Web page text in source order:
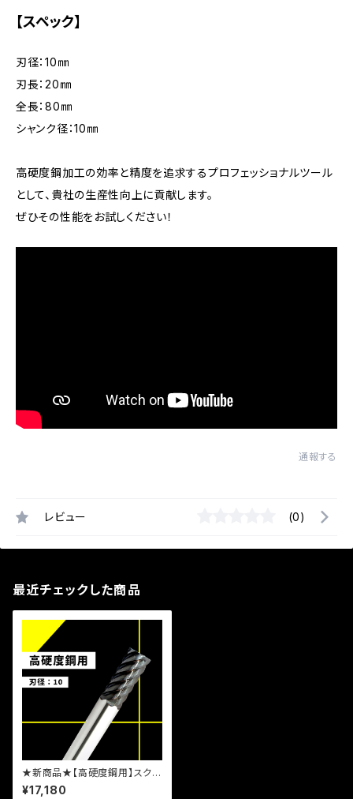
【スペック】
刃径：10㎜
刃長：20㎜
全長：80㎜
シャンク径：10㎜
高硬度鋼加工の効率と精度を追求するプロフェッショナルツール
として、貴社の生産性向上に貢献します。
ぜひその性能をお試しください！
通報する
レビュー (0)
最近チェックした商品
★新商品★【高硬度鋼用】スクエ
アエンドミル 10-6 TLHSS1
0610S
¥17,180